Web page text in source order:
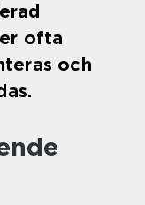
ofta
och